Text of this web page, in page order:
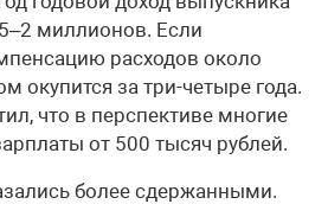
миллионов. Если
расходов около
окупится за три-четыре года.
что в перспективе многие
от 500 тысяч рублей.
более сдержанными.